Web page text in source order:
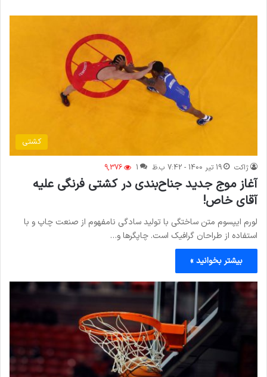
کشتی
ژاکت 19 تیر 1400 - 7:42 ب.ظ 1
9,376
آغاز موج جدید جناح‌بندی در کشتی فرنگی علیه
آقای خاص!
لورم ایپسوم متن ساختگی با تولید سادگی نامفهوم از صنعت چاپ و با
استفاده از طراحان گرافیک است. چاپگرها و…
بیشتر بخوانید »